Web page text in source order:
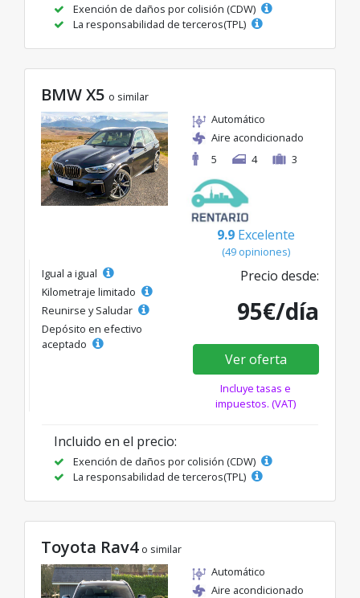
Exención de daños por colisión (CDW)
La responsabilidad de terceros(TPL)
BMW X5 o similar
Automático
Aire acondicionado
5
4 3
9.9 Excelente
(49 opiniones)
Igual a igual
Kilometraje limitado
Reunirse y Saludar
Depósito en efectivo
aceptado
Precio desde:
95€/día
Ver oferta
Incluye tasas e
impuestos. (VAT)
Incluido en el precio:
Exención de daños por colisión (CDW)
La responsabilidad de terceros(TPL)
Toyota Rav4 o similar
Automático
Aire acondicionado